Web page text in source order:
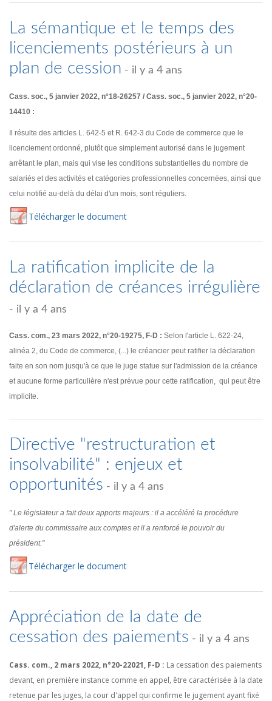
La sémantique et le temps des
licenciements postérieurs à un
plan de cession - il y a 4 ans
Cass. soc., 5 janvier 2022, n°18-26257 / Cass. soc., 5 janvier 2022, n°20-
14410 :
Il résulte des articles L. 642-5 et R. 642-3 du Code de commerce que le
licenciement ordonné, plutôt que simplement autorisé dans le jugement
arrêtant le plan, mais qui vise les conditions substantielles du nombre de
salariés et des activités et catégories professionnelles concernées, ainsi que
celui notifié au-delà du délai d'un mois, sont réguliers.
Télécharger le document
La ratification implicite de la
déclaration de créances irrégulière
- il y a 4 ans
Cass. com., 23 mars 2022, n°20-19275, F-D : Selon l'article L. 622-24,
alinéa 2, du Code de commerce, (...) le créancier peut ratifier la déclaration
faite en son nom jusqu'à ce que le juge statue sur l'admission de la créance
et aucune forme particulière n'est prévue pour cette ratification, qui peut être
implicite.
Directive "restructuration et
insolvabilité" : enjeux et
opportunités - il y a 4 ans
" Le législateur a fait deux apports majeurs : il a accéléré la procédure
d'alerte du commissaire aux comptes et il a renforcé le pouvoir du
président."
Télécharger le document
Appréciation de la date de
cessation des paiements - il y a 4 ans
Cass. com., 2 mars 2022, n°20-22021, F-D : La cessation des paiements
devant, en première instance comme en appel, être caractérisée à la date
retenue par les juges, la cour d'appel qui confirme le jugement ayant fixé